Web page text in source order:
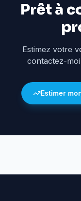
Prêt à
Estimez votre
contactez-
Estimer